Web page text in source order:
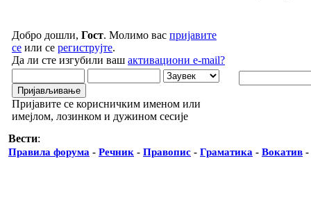
Добро дошли, Гост. Молимо вас пријавите
се или се региструјте.
Да ли сте изгубили ваш активациони e-mail?
Пријавите се корисничким именом или
имејлом, лозинком и дужином сесије
Вести:
Правила форума - Речник - Правопис - Граматика - Вокатив -